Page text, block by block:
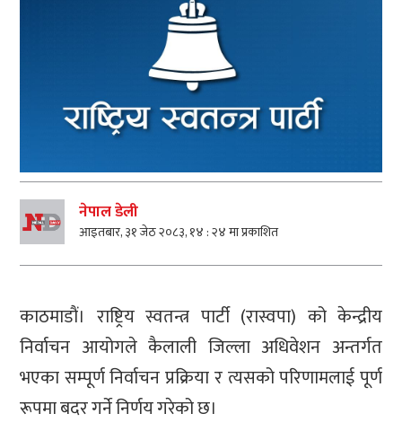
नेपाल डेली
आइतबार, ३१ जेठ २०८३, १४ : २४ मा प्रकाशित
काठमाडाैं। राष्ट्रिय स्वतन्त्र पार्टी (रास्वपा) को केन्द्रीय
निर्वाचन आयोगले कैलाली जिल्ला अधिवेशन अन्तर्गत
भएका सम्पूर्ण निर्वाचन प्रक्रिया र त्यसको परिणामलाई पूर्ण
रूपमा बदर गर्ने निर्णय गरेको छ।